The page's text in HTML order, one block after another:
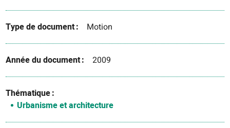
Type de document Motion
Année du document 2009
Thématique
Urbanisme et architecture